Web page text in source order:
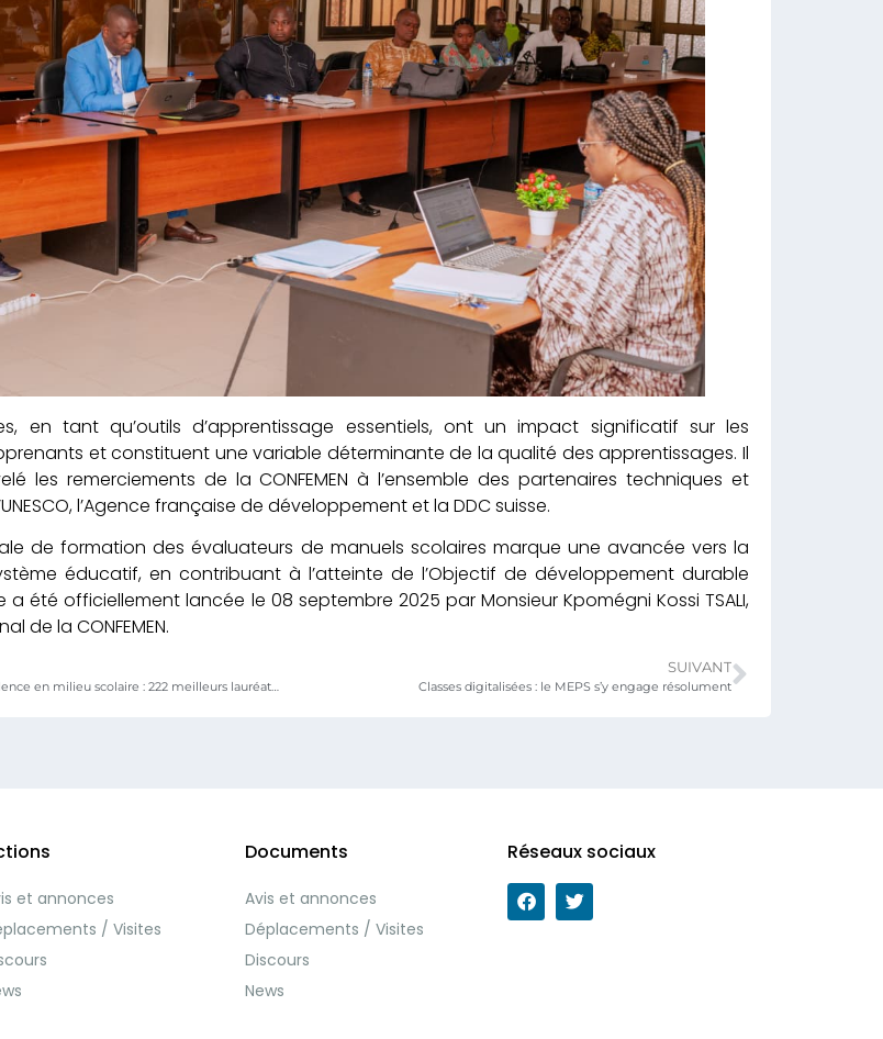
en tant qu’outils d’apprentissage essentiels, ont un impact significatif sur les
et constituent une variable déterminante de la qualité des apprentissages. Il
les remerciements de la CONFEMEN à l’ensemble des partenaires techniques et
l’Agence française de développement et la DDC suisse.
de formation des évaluateurs de manuels scolaires marque une avancée vers la
éducatif, en contribuant à l’atteinte de l’Objectif de développement durable
a été officiellement lancée le 08 septembre 2025 par Monsieur Kpomégni Kossi TSALI,
de la CONFEMEN.
MEPS/Promotion de l’excellence en milieu scolaire : 222 meilleurs lauréats aux examens nationaux, session 2025 reçoivent des distinctions.
SUIVANT
Classes digitalisées : le MEPS s’y engage résolument
et annonces
/ Visites
Documents
Avis et annonces
Déplacements / Visites
Discours
News
Réseaux sociaux